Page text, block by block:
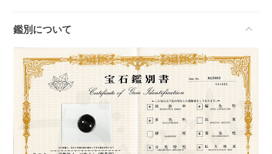
鑑別について